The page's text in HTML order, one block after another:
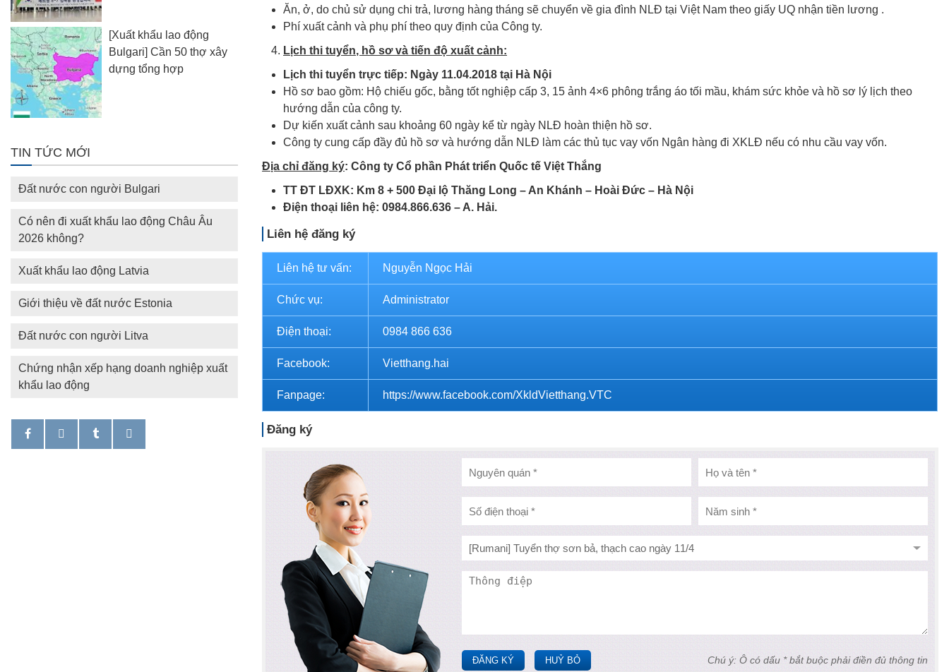
Ăn, ở, do chủ sử dụng chi trả, lương hàng tháng sẽ chuyển về gia đình NLĐ tại Việt Nam theo giấy UQ nhận tiền lương .
Phí xuất cảnh và phụ phí theo quy định của Công ty.
Lịch thi tuyển, hồ sơ và tiến độ xuất cảnh:
Lịchthi tuyển trực tiếp: Ngày 11.04.2018 tại Hà Nội
Hồ sơ bao gồm: Hộ chiếu gốc, bằng tốt nghiệp cấp 3, 15 ảnh 4×6 phông trắng áo tối mầu, khám sức khỏe và hồ sơ lý lịch theo
hướng dẫn của công ty.
Dự kiến xuất cảnh sau khoảng 60 ngày kể từ ngày NLĐ hoàn thiện hồ sơ.
Công ty cung cấp đầy đủ hồ sơ và hướng dẫn NLĐ làm các thủ tục vay vốn Ngân hàng đi XKLĐ nếu có nhu cầu vay vốn.
Địa chỉ đăng ký:Công ty Cổ phần Phát triển Quốc tế Việt Thắng
TT ĐT LĐXK: Km 8 + 500 Đại lộ Thăng Long – An Khánh – Hoài Đức – Hà Nội
Điện thoại liên hệ: 0984.866.636 – A. Hải.
Liên hệ đăng ký
Liên hệ tư vấn: Nguyễn Ngọc Hải
Chức vụ: Administrator
Điện thoại: 0984 866 636
Facebook: Vietthang.hai
Fanpage: https://www.facebook.com/XkldVietthang.VTC
Đăng ký
Chú ý: Ô có dấu * bắt buộc phải điền đủ thông tin
ĐĂNG KÝ HUỶ BỎ
[Xuất khẩu lao động
Bulgari] Cần 50 thợ xây
dựng tổng hợp
TIN TỨC MỚI
Đất nước con người Bulgari
Có nên đi xuất khẩu lao động Châu Âu
2026 không?
Xuất khẩu lao động Latvia
Giới thiệu về đất nước Estonia
Đất nước con người Litva
Chứng nhận xếp hạng doanh nghiệp xuất
khẩu lao động